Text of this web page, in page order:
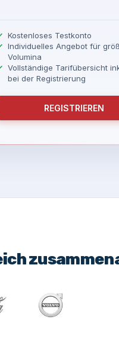
Kostenloses Testkonto
Individuelles Angebot für
Volumina
Vollständige Tarifübersicht
bei der Registrierung
REGISTRIEREN